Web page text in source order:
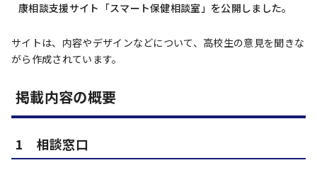
康相談支援サイト「スマート保健相談室」を公開しました。
サイトは、内容やデザインなどについて、高校生の意見を聞きな
がら作成されています。
掲載内容の概要
1 相談窓口